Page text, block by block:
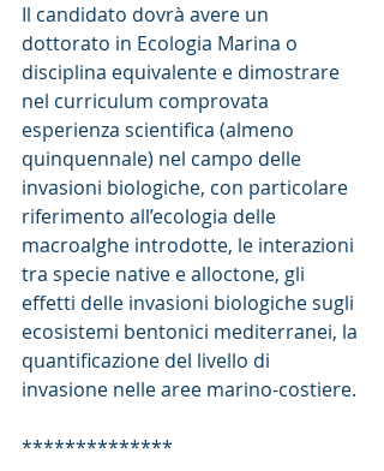
Il candidato dovrà avere un
dottorato in Ecologia Marina o
disciplina equivalente e dimostrare
nel curriculum comprovata
esperienza scientifica (almeno
quinquennale) nel campo delle
invasioni biologiche, con particolare
riferimento all’ecologia delle
macroalghe introdotte, le interazioni
tra specie native e alloctone, gli
effetti delle invasioni biologiche sugli
ecosistemi bentonici mediterranei, la
quantificazione del livello di
invasione nelle aree marino-costiere.
**************